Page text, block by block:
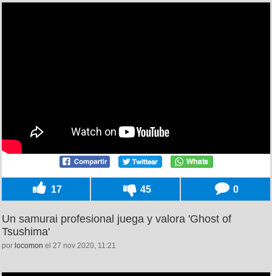
17 45 0
Un samurai profesional juega y valora 'Ghost of
Tsushima'
por locomon el 27 nov 2020, 11:21